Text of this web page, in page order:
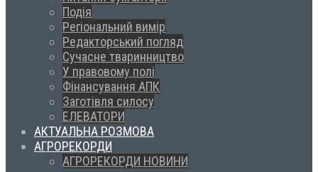
Подія
Регіональний вимір
Редакторський погляд
Сучасне тваринництво
У правовому полі
Фінансування АПК
Заготівля силосу
ЕЛЕВАТОРИ
АКТУАЛЬНА РОЗМОВА
АГРОРЕКОРДИ
АГРОРЕКОРДИ НОВИНИ